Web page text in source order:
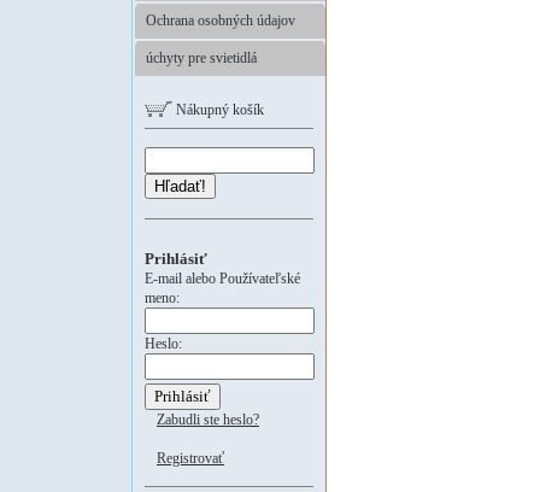
Ochrana osobných údajov
úchyty pre svietidlá
Nákupný košík
Hľadať!
Prihlásiť
E-mail alebo Používateľské
meno:
Heslo:
Zabudli ste heslo?
Registrovať